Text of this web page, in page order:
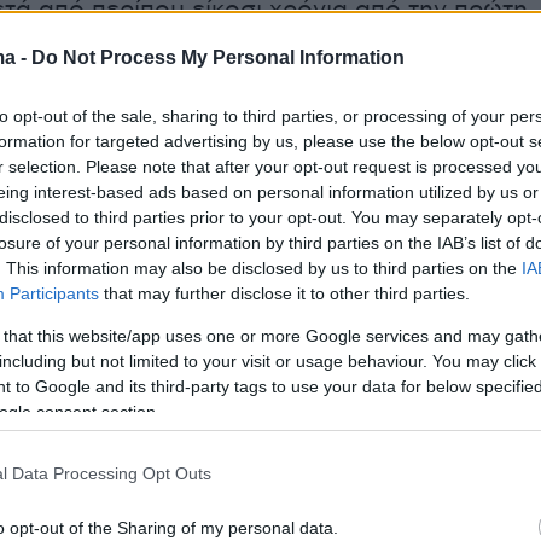
- Do Not Process My Personal Information
opt-out of the sale, sharing to third parties, or processing of your
for targeted advertising by us, please use the below opt-out
selection. Please note that after your opt-out request is processed
interest-based ads based on personal information utilized by us
to third parties prior to your opt-out. You may separately
of your personal information by third parties on the IAB’s list of
This information may also be disclosed by us to third parties on the
Participants that may further disclose it to other third parties.
that this website/app uses one or more Google services and may
but not limited to your visit or usage behaviour. You may
to Google and its third-party tags to use your data for below
consent section.
Data Processing Opt Outs
opt-out of the Sharing of my personal data.
από περίπου είκοσι χρόνια από την πρώτη
Pokemon, το Pokemon Go ήρθε για να
αυτό που πάντα ονειρεύονταν όλοι όσοι
τον Pikachu και τον Bulbasaur. Να φέρει τα
πραγματική ζωή. Στο περίπου, τουλάχιστον.
είναι ένα παιχνίδι για smartphones, το
GPS επιτρέποντας στον παίκτη να κυνηγά και
Pokemon σαν να βρίσκονται όντως μπροστά